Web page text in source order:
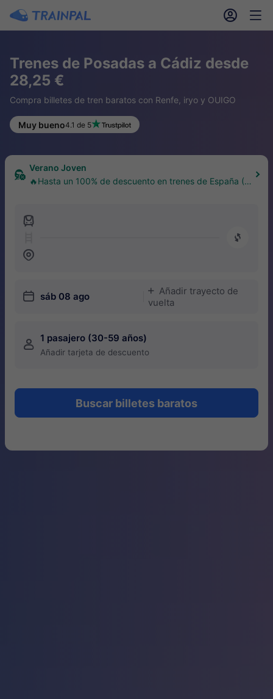
󱎓 󱒨
Trenes de Posadas a Cádiz desde
28,25 €
Compra billetes de tren baratos con Renfe, iryo y OUIGO
Muy bueno4.1 de 5
Verano Joven
🔥Hasta un 100% de descuento en trenes de España (1
󱍉
󰿠
󱒣
󱎗 sáb 08 ago
󱅇
Añadir trayecto de
vuelta
󱍂 1 pasajero (30-59 años)
Añadir tarjeta de descuento
Buscar billetes baratos